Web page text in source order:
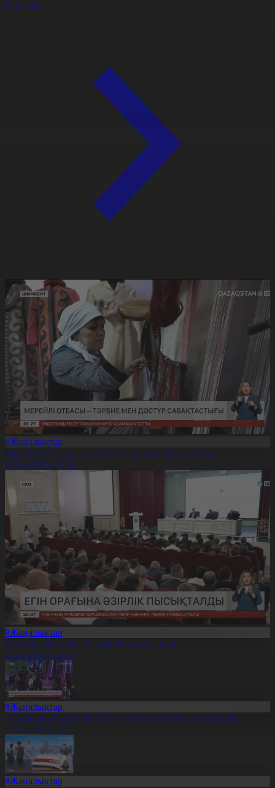
Барлығы
#Жаңалықтар
Мерейлі отбасы – тәрбие мен дәстүр сабақтастығы
07.08.2026, 20:19
#Жаңалықтар
СҚО-да егін орағына әзірлік пысықталды
07.08.2026, 20:17
#Жаңалықтар
«Болашақ ойындары-2026»: 180 млн қаралым жиналды
07.08.2026, 20:15
#Жаңалықтар